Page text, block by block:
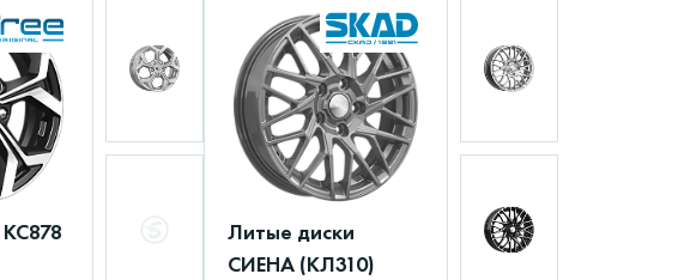
Литые диски
СИЕНА (КЛ310)